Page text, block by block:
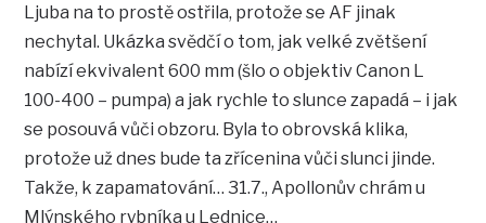
Ljuba na to prostě ostřila, protože se AF jinak
nechytal. Ukázka svědčí o tom, jak velké zvětšení
nabízí ekvivalent 600 mm (šlo o objektiv Canon L
100-400 – pumpa) a jak rychle to slunce zapadá – i jak
se posouvá vůči obzoru. Byla to obrovská klika,
protože už dnes bude ta zřícenina vůči slunci jinde.
Takže, k zapamatování… 31.7., Apollonův chrám u
Mlýnského rybníka u Lednice…